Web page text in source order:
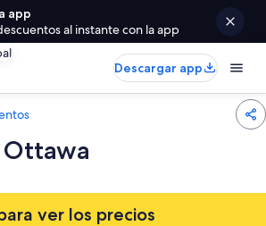
app
al instante con la app
Descargar app
ver los precios